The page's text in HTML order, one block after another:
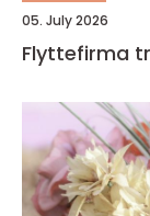
05. July 2026